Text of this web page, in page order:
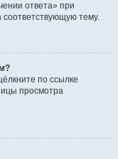
ответа» при
тему.
по ссылке
просмотра